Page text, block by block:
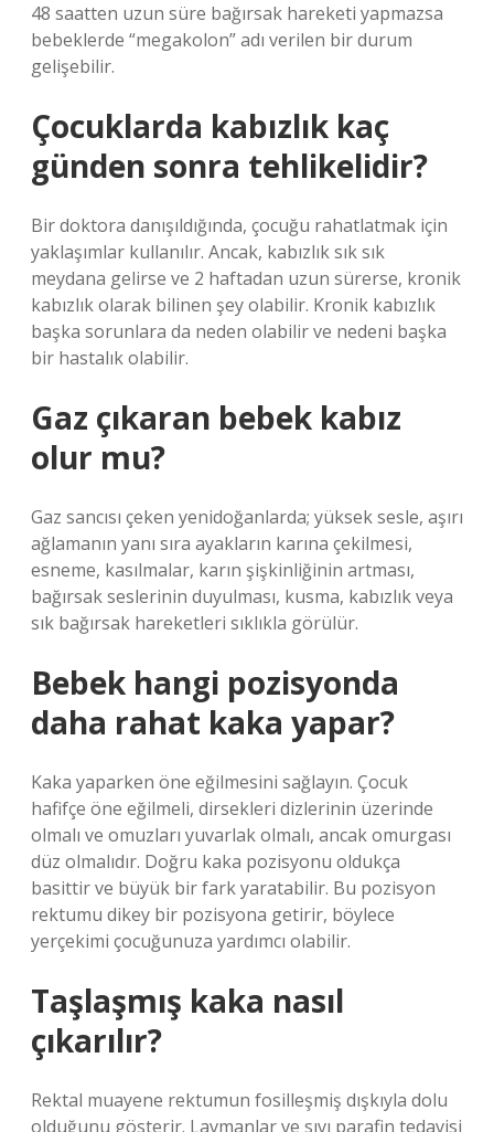
48 saatten uzun süre bağırsak hareketi yapmazsa
bebeklerde “megakolon” adı verilen bir durum
gelişebilir.
Çocuklarda kabızlık kaç
günden sonra tehlikelidir?
Bir doktora danışıldığında, çocuğu rahatlatmak için
yaklaşımlar kullanılır. Ancak, kabızlık sık sık
meydana gelirse ve 2 haftadan uzun sürerse, kronik
kabızlık olarak bilinen şey olabilir. Kronik kabızlık
başka sorunlara da neden olabilir ve nedeni başka
bir hastalık olabilir.
Gaz çıkaran bebek kabız
olur mu?
Gaz sancısı çeken yenidoğanlarda; yüksek sesle, aşırı
ağlamanın yanı sıra ayakların karına çekilmesi,
esneme, kasılmalar, karın şişkinliğinin artması,
bağırsak seslerinin duyulması, kusma, kabızlık veya
sık bağırsak hareketleri sıklıkla görülür.
Bebek hangi pozisyonda
daha rahat kaka yapar?
Kaka yaparken öne eğilmesini sağlayın. Çocuk
hafifçe öne eğilmeli, dirsekleri dizlerinin üzerinde
olmalı ve omuzları yuvarlak olmalı, ancak omurgası
düz olmalıdır. Doğru kaka pozisyonu oldukça
basittir ve büyük bir fark yaratabilir. Bu pozisyon
rektumu dikey bir pozisyona getirir, böylece
yerçekimi çocuğunuza yardımcı olabilir.
Taşlaşmış kaka nasıl
çıkarılır?
Rektal muayene rektumun fosilleşmiş dışkıyla dolu
olduğunu gösterir. Lavmanlar ve sıvı parafin tedavisi